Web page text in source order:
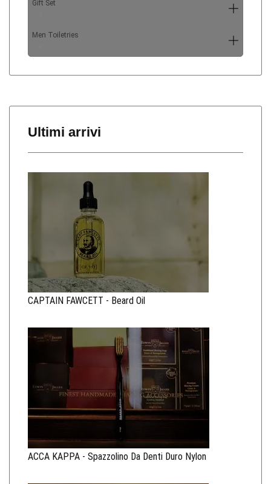
Gift Set
Men Toiletries
Ultimi arrivi
CAPTAIN FAWCETT - Beard Oil
ACCA KAPPA - Spazzolino Da Denti Duro Nylon